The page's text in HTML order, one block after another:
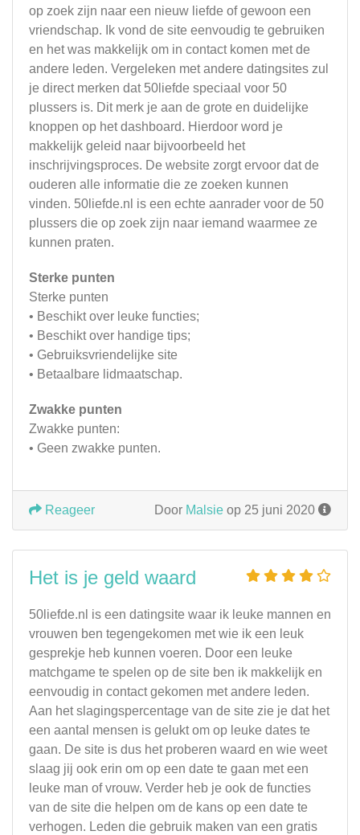
op zoek zijn naar een nieuw liefde of gewoon een
vriendschap. Ik vond de site eenvoudig te gebruiken
en het was makkelijk om in contact komen met de
andere leden. Vergeleken met andere datingsites zul
je direct merken dat 50liefde speciaal voor 50
plussers is. Dit merk je aan de grote en duidelijke
knoppen op het dashboard. Hierdoor word je
makkelijk geleid naar bijvoorbeeld het
inschrijvingsproces. De website zorgt ervoor dat de
ouderen alle informatie die ze zoeken kunnen
vinden. 50liefde.nl is een echte aanrader voor de 50
plussers die op zoek zijn naar iemand waarmee ze
kunnen praten.
Sterke punten
Sterke punten
• Beschikt over leuke functies;
• Beschikt over handige tips;
• Gebruiksvriendelijke site
• Betaalbare lidmaatschap.
Zwakke punten
Zwakke punten:
• Geen zwakke punten.
Door Malsie op 25 juni 2020
Reageer
Het is je geld waard
50liefde.nl is een datingsite waar ik leuke mannen en
vrouwen ben tegengekomen met wie ik een leuk
gesprekje heb kunnen voeren. Door een leuke
matchgame te spelen op de site ben ik makkelijk en
eenvoudig in contact gekomen met andere leden.
Aan het slagingspercentage van de site zie je dat het
een aantal mensen is gelukt om op leuke dates te
gaan. De site is dus het proberen waard en wie weet
slaag jij ook erin om op een date te gaan met een
leuke man of vrouw. Verder heb je ook de functies
van de site die helpen om de kans op een date te
verhogen. Leden die gebruik maken van een gratis